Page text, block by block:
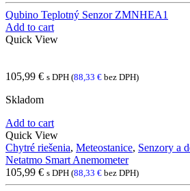
Qubino Teplotný Senzor ZMNHEA1
Add to cart
Quick View
105,99 € s DPH (88,33 € bez DPH)
Skladom
Add to cart
Quick View
Chytré riešenia, Meteostanice, Senzory a
Netatmo Smart Anemometer
105,99 € s DPH (88,33 € bez DPH)